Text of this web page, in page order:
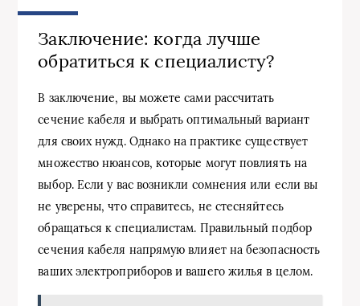
Заключение: когда лучше
обратиться к специалисту?
В заключение, вы можете сами рассчитать
сечение кабеля и выбрать оптимальный вариант
для своих нужд. Однако на практике существует
множество нюансов, которые могут повлиять на
выбор. Если у вас возникли сомнения или если вы
не уверены, что справитесь, не стесняйтесь
обращаться к специалистам. Правильный подбор
сечения кабеля напрямую влияет на безопасность
ваших электроприборов и вашего жилья в целом.